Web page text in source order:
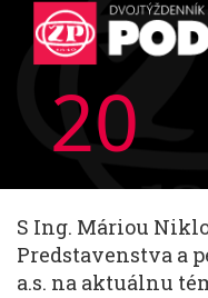
20
S Ing. Máriou
Predstavenstva a
a.s. na aktuálnu